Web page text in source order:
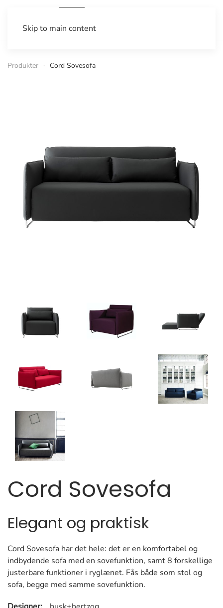
Skip to main content
Produkter Cord Sovesofa
Cord Sovesofa
Elegant og praktisk
Cord Sovesofa har det hele: det er en komfortabel og
indbydende sofa med en sovefunktion, samt 8 forskellige
justerbare funktioner i ryglænet. Fås både som stol og
sofa, begge med samme sovefunktion.